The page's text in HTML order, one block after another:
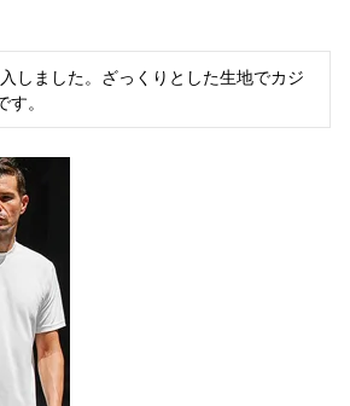
しました。ざっくりとした生地でカジ
。